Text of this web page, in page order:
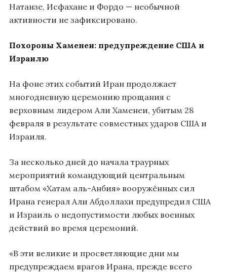
Натанзе, Исфахане и Фордо — необычной
активности не зафиксировано.
Похороны Хаменеи: предупреждение США и
Израилю
На фоне этих событий Иран продолжает
многодневную церемонию прощания с
верховным лидером Али Хаменеи, убитым 28
февраля в результате совместных ударов США и
Израиля.
За несколько дней до начала траурных
мероприятий командующий центральным
штабом «Хатам аль-Анбия» вооружённых сил
Ирана генерал Али Абдоллахи предупредил США
и Израиль о недопустимости любых военных
действий во время церемоний.
«В эти великие и просветляющие дни мы
предупреждаем врагов Ирана, прежде всего